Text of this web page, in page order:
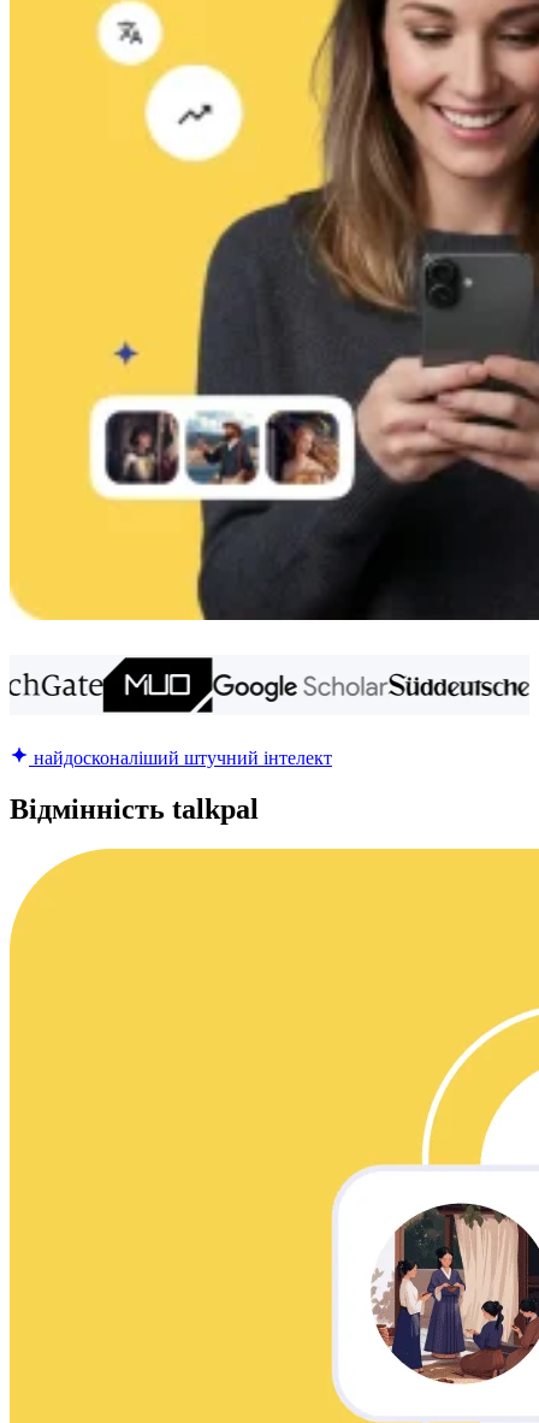
найдосконаліший штучний інтелект
Відмінність talkpal